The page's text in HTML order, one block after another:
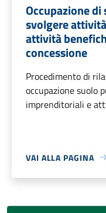
Occupazione
svolgere
attività
concessione
Procedimento di
occupazione suolo
imprenditoriali e
VAI ALLA PAGINA